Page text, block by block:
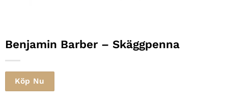
Benjamin Barber– Skäggpenna
Köp Nu